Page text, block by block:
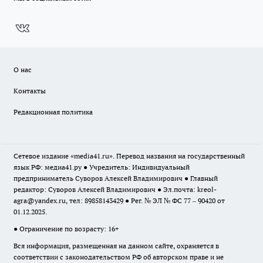
О нас
Контакты
Редакционная политика
Сетевое издание «media41.ru». Перевод названия на государственный
язык РФ: медиа41.ру ● Учредитель: Индивидуальный
предприниматель Суворов Алексей Владимирович ● Главный
редактор: Суворов Алексей Владимирович ● Эл.почта: kreol-
agra@yandex.ru, тел: 89858143429 ● Рег. № ЭЛ № ФС 77 – 90420 от
01.12.2025.
● Ограничение по возрасту: 16+
Вся информация, размещенная на данном сайте, охраняется в
соответствии с законодательством РФ об авторском праве и не